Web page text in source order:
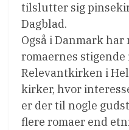
tilslutter sig
Dagblad.
Også i Danmark
romaernes stigende
Relevantkirken i
kirker, hvor
er der til nogle
flere romaer end